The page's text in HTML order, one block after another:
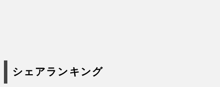
シェアランキング